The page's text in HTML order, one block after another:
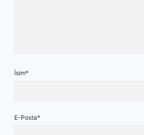
İsim*
E-Posta*